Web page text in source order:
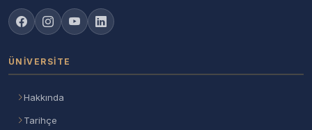
ÜNIVERSITE
Hakkında
Tarihçe